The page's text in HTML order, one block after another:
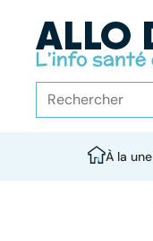
À la une